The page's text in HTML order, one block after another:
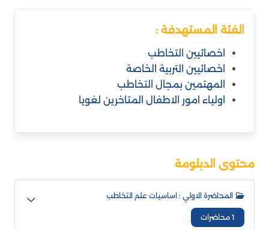
الفئة المستهدفة :
اخصائيين التخاطب
اخصائيين التربية الخاصة
المهتمين بمجال التخاطب
اولياء امور الاطفال المتاخرين لغويا
محتوى الدبلومة
المحاضرة الاولي : اساسيات علم التخاطب
1 محاضرات